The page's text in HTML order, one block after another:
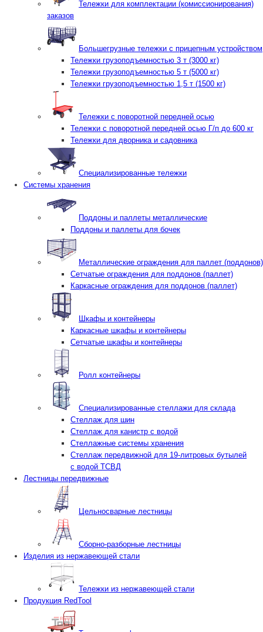
Тележки для комплектации (комиссионирования)
заказов
Большегрузные тележки с прицепным устройством
Тележки грузоподъемностью 3 т (3000 кг)
Тележки грузоподъемностью 5 т (5000 кг)
Тележки грузоподъемностью 1,5 т (1500 кг)
Тележки с поворотной передней осью
Тележки с поворотной передней осью Г/п до 600 кг
Тележки для дворника и садовника
Специализированные тележки
Системы хранения
Поддоны и паллеты металлические
Поддоны и паллеты для бочек
Металлические ограждения для паллет (поддонов)
Сетчатые ограждения для поддонов (паллет)
Каркасные ограждения для поддонов (паллет)
Шкафы и контейнеры
Каркасные шкафы и контейнеры
Сетчатые шкафы и контейнеры
Ролл контейнеры
Специализированные стеллажи для склада
Стеллаж для шин
Стеллаж для канистр с водой
Стеллажные системы хранения
Стеллаж передвижной для 19-литровых бутылей
с водой ТСВД
Лестницы передвижные
Цельносварные лестницы
Сборно-разборные лестницы
Изделия из нержавеющей стали
Тележки из нержавеющей стали
Продукция RedTool